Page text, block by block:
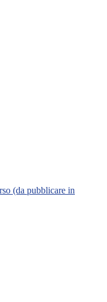
(da pubblicare in